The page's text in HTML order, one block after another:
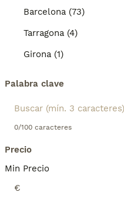
Barcelona (73)
Tarragona (4)
Girona (1)
Palabra clave
0/100 caracteres
Precio
Min Precio
€